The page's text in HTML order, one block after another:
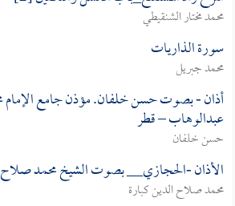
محمد مختار الشنقيطي
سورة الذاريات
محمد جبريل
أذان - بصوت حسن خلفان. مؤذن جامع الإمام
عبدالوهاب – قطر
حسن خلفان
الأذان -الحجازي__ بصوت الشيخ محمد صلاح
محمد صلاح الدين كبارة